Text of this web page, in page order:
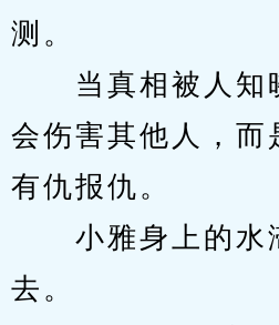
测。
当真相被人知
会伤害其他人，而
有仇报仇。
小雅身上的水
去。